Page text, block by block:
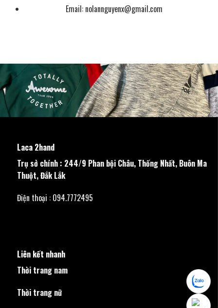
Email: nolannguyenx@gmail.com
Laca 2hand
Trụ sở chính : 244/9 Phan bội Châu, Thống Nhất, Buôn Ma
Thuột, Đắk Lắk
Điện thoại : 094.7772495
Liên kết nhanh
Thời trang nam
Thời trang nữ